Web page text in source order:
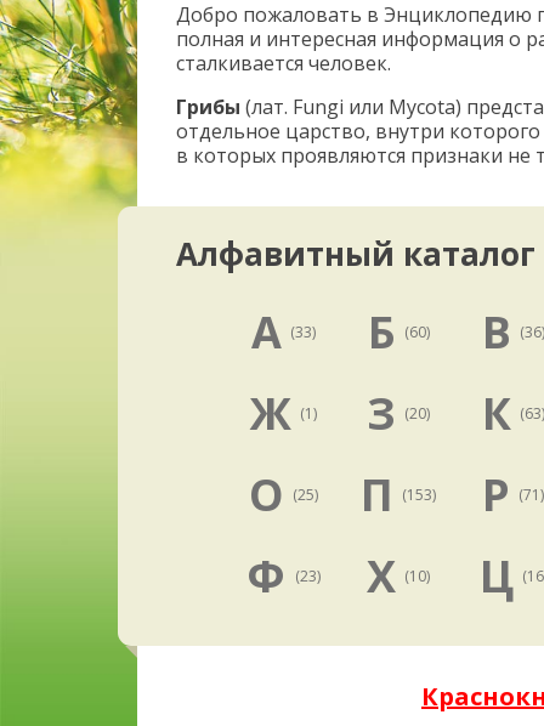
Добро пожаловать в Энциклопедию
полная и интересная информация о
сталкивается человек.
Грибы (лат. Fungi или Mycota)
отдельное царство, внутри
в которых проявляются признаки не
Алфавитный каталог
А (33) Б (60) В (36)
Ж (1) З (20) К (63)
О (25) П (153) Р (71)
Ф (23) Х (10) Ц